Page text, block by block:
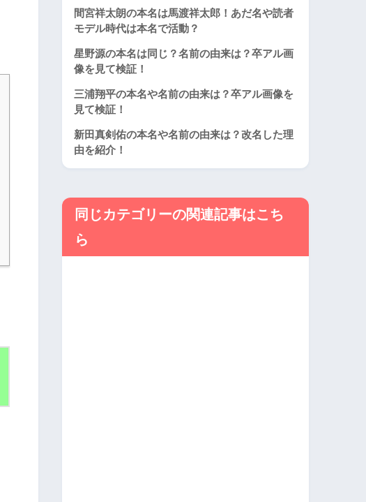
間宮祥太朗の本名は馬渡祥太郎！あだ名や読者
モデル時代は本名で活動？
星野源の本名は同じ？名前の由来は？卒アル画
像を見て検証！
三浦翔平の本名や名前の由来は？卒アル画像を
見て検証！
新田真剣佑の本名や名前の由来は？改名した理
由を紹介！
同じカテゴリーの関連記事はこち
ら